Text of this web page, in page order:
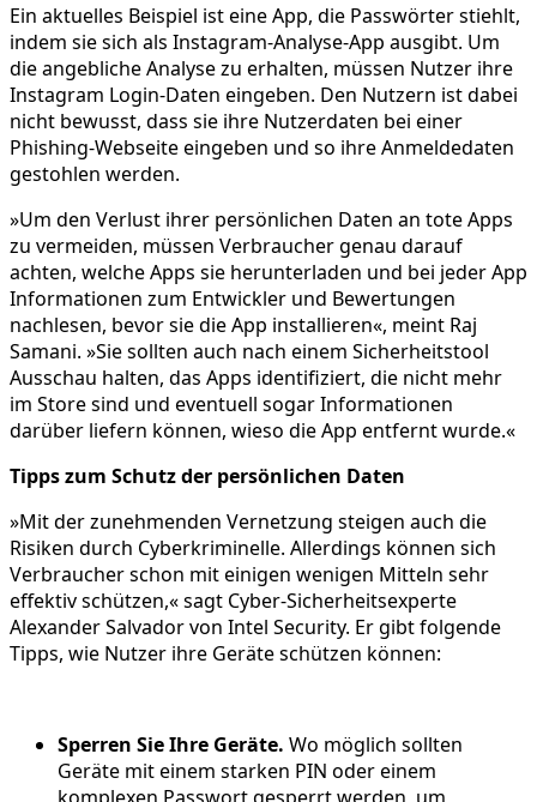
Ein aktuelles Beispiel ist eine App, die Passwörter stiehlt,
indem sie sich als Instagram-Analyse-App ausgibt. Um
die angebliche Analyse zu erhalten, müssen Nutzer ihre
Instagram Login-Daten eingeben. Den Nutzern ist dabei
nicht bewusst, dass sie ihre Nutzerdaten bei einer
Phishing-Webseite eingeben und so ihre Anmeldedaten
gestohlen werden.
»Um den Verlust ihrer persönlichen Daten an tote Apps
zu vermeiden, müssen Verbraucher genau darauf
achten, welche Apps sie herunterladen und bei jeder App
Informationen zum Entwickler und Bewertungen
nachlesen, bevor sie die App installieren«, meint Raj
Samani. »Sie sollten auch nach einem Sicherheitstool
Ausschau halten, das Apps identifiziert, die nicht mehr
im Store sind und eventuell sogar Informationen
darüber liefern können, wieso die App entfernt wurde.«
Tipps zum Schutz der persönlichen Daten
»Mit der zunehmenden Vernetzung steigen auch die
Risiken durch Cyberkriminelle. Allerdings können sich
Verbraucher schon mit einigen wenigen Mitteln sehr
effektiv schützen,« sagt Cyber-Sicherheitsexperte
Alexander Salvador von Intel Security. Er gibt folgende
Tipps, wie Nutzer ihre Geräte schützen können:
Sperren Sie Ihre Geräte. Wo möglich sollten
Geräte mit einem starken PIN oder einem